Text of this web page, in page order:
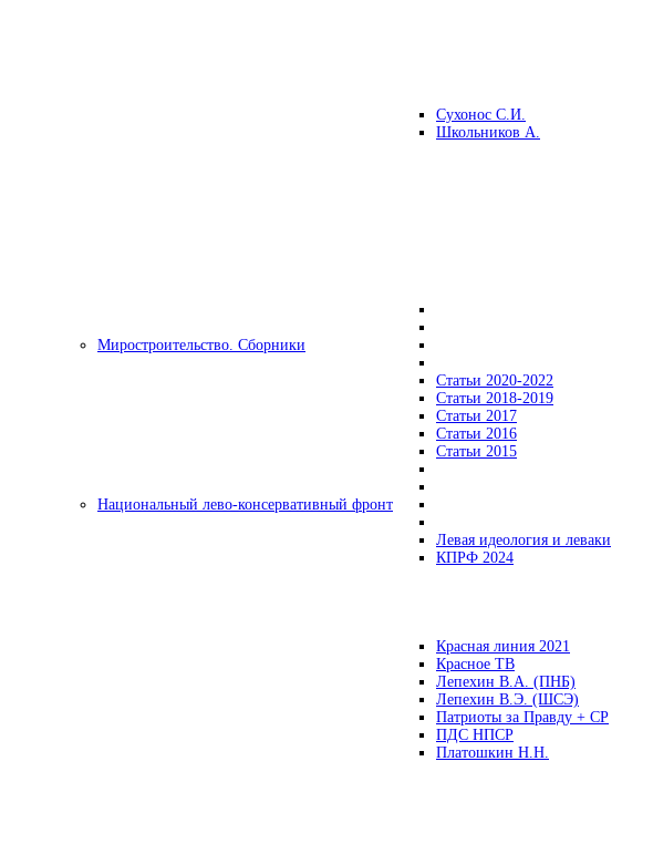
Сухонос С.И.
Школьников А.
Миростроительство. Сборники
Статьи 2020-2022
Статьи 2018-2019
Статьи 2017
Статьи 2016
Статьи 2015
Национальный лево-консервативный фронт
Левая идеология и леваки
КПРФ 2024
Красная линия 2021
Красное ТВ
Лепехин В.А. (ПНБ)
Лепехин В.Э. (ШСЭ)
Патриоты за Правду + СР
ПДС НПСР
Платошкин Н.Н.